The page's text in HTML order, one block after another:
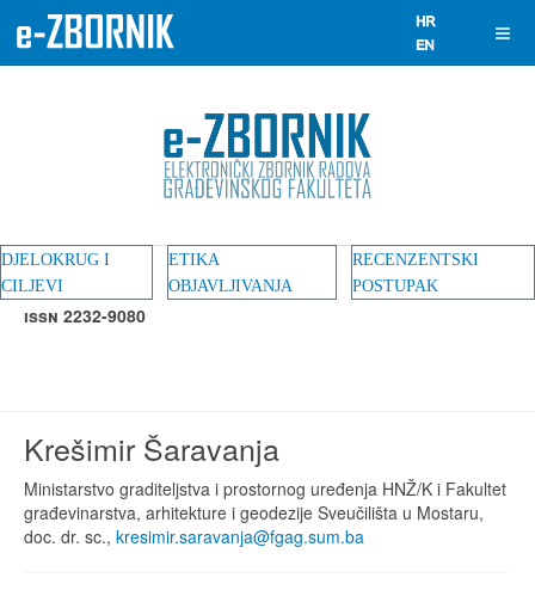
DJELOKRUG I
CILJEVI
ETIKA
OBJAVLJIVANJA
RECENZENTSKI
POSTUPAK
ISSN 2232-9080
Krešimir Šaravanja
Ministarstvo graditeljstva i prostornog uređenja HNŽ/K i Fakultet
građevinarstva, arhitekture i geodezije Sveučilišta u Mostaru,
doc. dr. sc., kresimir.saravanja@fgag.sum.ba